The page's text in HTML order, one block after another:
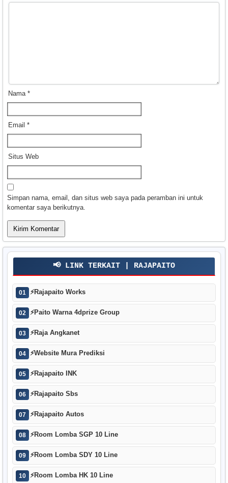
Nama *
Email *
Situs Web
Simpan nama, email, dan situs web saya pada peramban ini untuk
komentar saya berikutnya.
📢 LINK TERKAIT | RAJAPAITO
01 ⚡Rajapaito Works
02 ⚡Paito Warna 4dprize Group
03 ⚡Raja Angkanet
04 ⚡Website Mura Prediksi
05 ⚡Rajapaito INK
06 ⚡Rajapaito Sbs
07 ⚡Rajapaito Autos
08 ⚡Room Lomba SGP 10 Line
09 ⚡Room Lomba SDY 10 Line
10 ⚡Room Lomba HK 10 Line